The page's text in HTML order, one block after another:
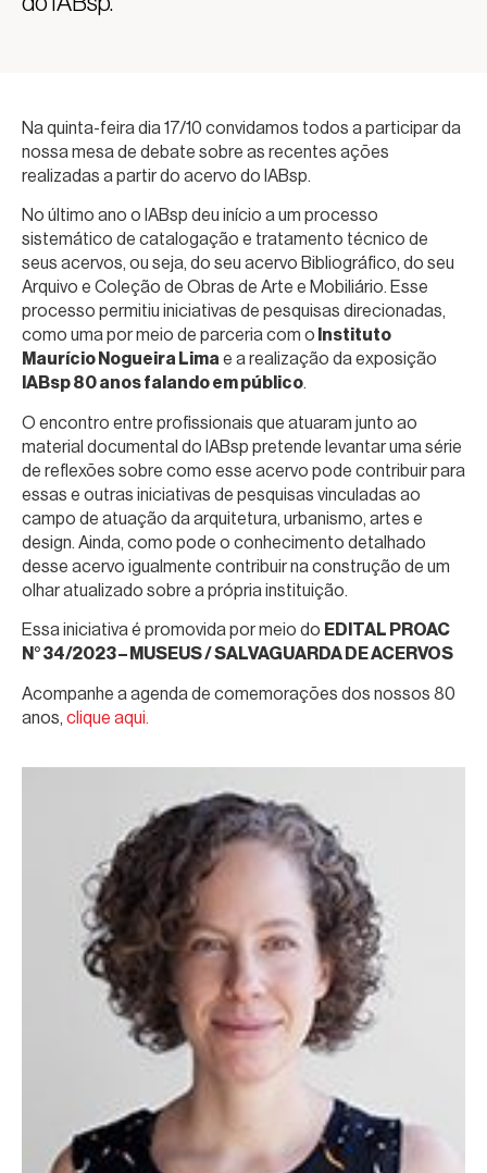
Na quinta-feira dia 17/10 convidamos todos a participar da
nossa mesa de debate sobre as recentes ações
realizadas a partir do acervo do IABsp.
No último ano o IABsp deu início a um processo
sistemático de catalogação e tratamento técnico de
seus acervos, ou seja, do seu acervo Bibliográfico, do seu
Arquivo e Coleção de Obras de Arte e Mobiliário. Esse
processo permitiu iniciativas de pesquisas direcionadas,
como uma por meio de parceria com o Instituto
Maurício Nogueira Lima e a realização da exposição
IABsp 80 anos falando em público.
O encontro entre profissionais que atuaram junto ao
material documental do IABsp pretende levantar uma série
de reflexões sobre como esse acervo pode contribuir para
essas e outras iniciativas de pesquisas vinculadas ao
campo de atuação da arquitetura, urbanismo, artes e
design. Ainda, como pode o conhecimento detalhado
desse acervo igualmente contribuir na construção de um
olhar atualizado sobre a própria instituição.
Essa iniciativa é promovida por meio do EDITAL PROAC
N° 34/2023 – MUSEUS / SALVAGUARDA DE ACERVOS
Acompanhe a agenda de comemorações dos nossos 80
anos, clique aqui.